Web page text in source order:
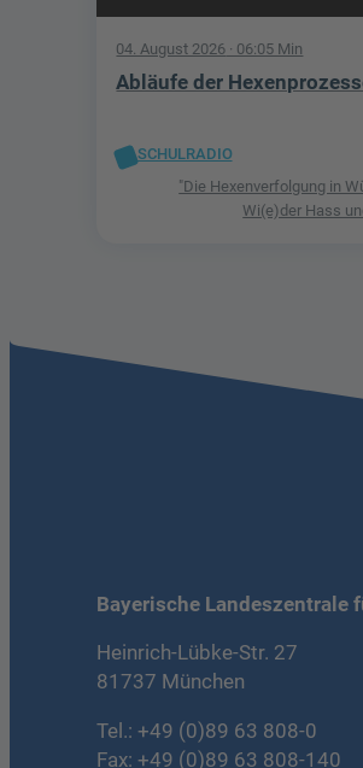
04. August 2026 · 06:05 Min
Abläufe der
SCHULRADIO
"Die Hexenverfolgung in
Wi(e)der Hass
Bayerische Landeszentrale
Heinrich-Lübke-Str. 27
81737 München
Tel.: +49 (0)89 63 808-0
Fax: +49 (0)89 63 808-140